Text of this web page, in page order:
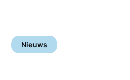
Nieuws